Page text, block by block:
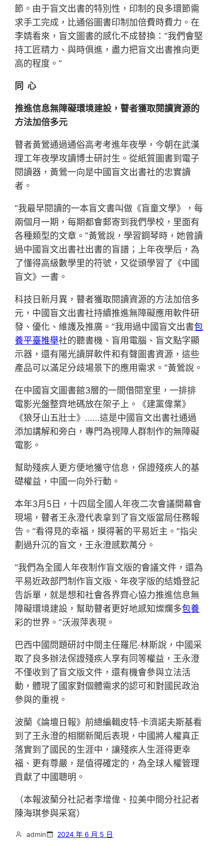
節。由于盲文出書的特別性，印制的良多環節需
求手工完成，比通俗圖書印制加倍費時費力。在
李婧看來，盲文圖書的感化不成替換：“我們會堅
持工匠精力、與時俱進，盡力把盲文出書推向更
高的程度。”
同 心
推進信息無障礙環境建設，瞽者獲取閱讀資源的
方法加倍多元
瞽者黃鶯通過通俗高考考進年夜學，今朝在武漢
理工年夜學攻讀博士研討生。從紙質圖書到電子
閱讀器，黃鶯一向是中國盲文出書社的忠實讀
者。
“我最早閱讀的一本盲文書叫做《盲童文學》，每
兩個月一期，每期都會郵寄到我們學校，里面有
各種類型的文章。”黃鶯說，學習鋼琴時，她曾讀
過中國盲文出書社出書的盲譜；上年夜學后，為
了懂得高級數學里的符號，又從頭學習了《中國
盲文》一書。
科技日新月異，瞽者獲取閱讀資源的方法加倍多
元，中國盲文出書社持續推進無障礙應用軟件研
發、優化、維護及推廣。“我用過中國盲文出書包
養平臺推舉社的聽書機、盲用電腦、盲文點字顯
示器，還有陽光讀屏軟件和有聲圖書資源，這些
產品可以滿足分歧場景下的應用需求。”黃鶯說。
在中國盲文圖書館3層的一間借閱室里，一排排
電影光盤整齊地碼放在架子上。《建黨偉業》
《狼牙山五壯士》……這是中國盲文出書社通過
添加講解和旁白，專門為視障人群制作的無障礙
電影。
幫助殘疾人更方便地獲守信息，保證殘疾人的基
礎權益，中國一向外行動。
本年3月5日，十四屆全國人年夜二次會議開幕會
現場，瞽者王永澄代表拿到了盲文版當局任務報
告。“看得見的幸福，摸得著的平易近主。”指尖
劃過升沉的盲文，王永澄感歎萬分。
“我們為全國人年夜制作盲文版的會議文件，還為
平易近政部門制作盲文版、年夜字版的結婚登記
告訴單，就是想和社會各界齊心協力推進信息無
障礙環境建設，幫助瞽者更好地感知燦爛多包養
彩的世界。”沃淑萍表現。
巴西中國問題研討中間主任羅尼·林斯說，中國采
取了良多辦法保證殘疾人享有同等權益，王永澄
不僅收到了盲文版文件，還有機會參與立法活
動，體現了國家對個體需求的認可和對國民政治
參與的重視。
波蘭《論壇日報》前總編輯皮特·卡濟諾夫斯基看
到了王永澄的相關新聞后表現，中國將人權真正
落實到了國民的生涯中，讓殘疾人生涯得更幸
福、更有尊嚴，是值得確定的，為全球人權管理
貢獻了中國聰明。
（本報波蘭分社記者李增偉、拉美中間分社記者
陳海琪參與采寫）
admin 2024 年 6 月 5 日